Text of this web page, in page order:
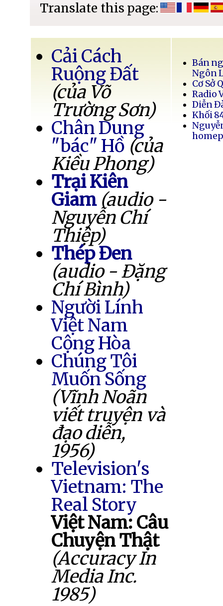
Translate this page:
Cải Cách
Ruộng Đất
(của Võ
Trường Sơn)
Chân Dung
"bác" Hồ (của
Kiều Phong)
Trại Kiên
Giam (audio -
Nguyễn Chí
Thiệp)
Thép Đen
(audio - Đặng
Chí Bình)
Người Lính
Việt Nam
Cộng Hòa
Chúng Tôi
Muốn Sống
(Vĩnh Noãn
viết truyện và
đạo diễn,
1956)
Television's
Vietnam: The
Real Story
Việt Nam: Câu
Chuyện Thật
(Accuracy In
Media Inc.
1985)
Bán
Ngôn
Cơ Sở
Radio
Diễn
Khối